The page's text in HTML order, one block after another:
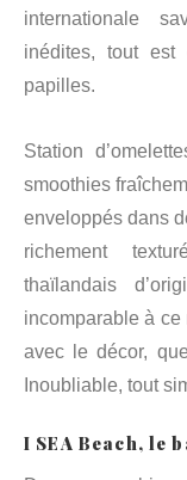
internationale
inédites, tout
papilles.
Station
smoothies
enveloppés dans
richement
thaïlandais
incomparable à ce
avec le décor,
Inoubliable, tout
I SEA Beach, le